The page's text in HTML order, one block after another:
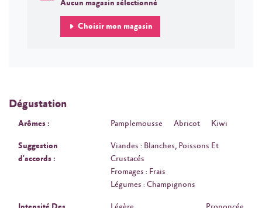
Aucun magasin sélectionné
Choisir mon magasin
Dégustation
Arômes : Pamplemousse Abricot Kiwi
Suggestion
d'accords :
Viandes : Blanches, Poissons Et
Crustacés
Fromages : Frais
Légumes : Champignons